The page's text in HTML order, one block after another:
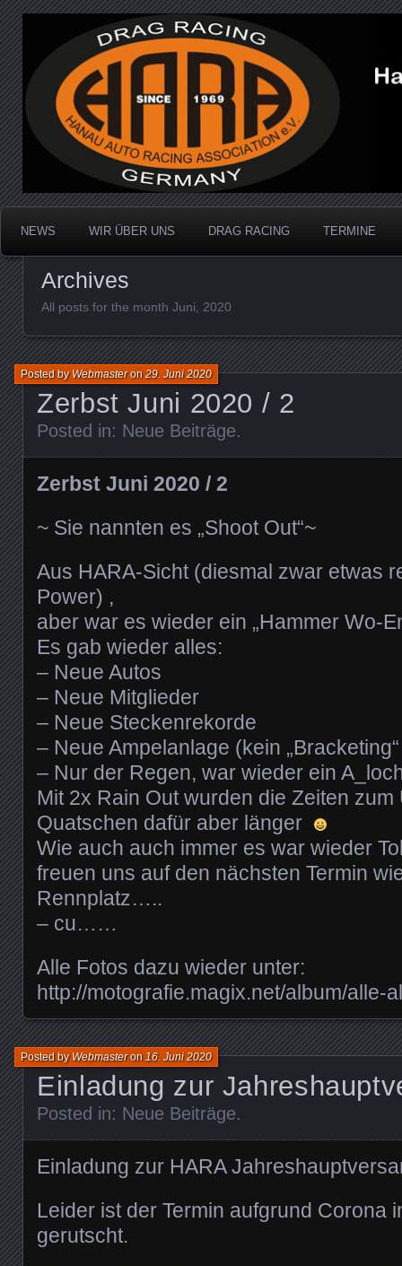
Hanau Auto Racing
Dragracing auf der 1/4 Meile
NEWS WIR ÜBER UNS DRAG RACING TERMINE
Archives
All posts for the month Juni, 2020
Zerbst Juni 2020 / 2
Posted byWebmasteron29. Juni 2020
Posted in: Neue Beiträge.
Zerbst Juni 2020 / 2
~ Sie nannten es „Shoot Out“~
Aus HARA-Sicht (diesmal zwar etwas
Power) ,
aber war es wieder ein „Hammer Wo-
Es gab wieder alles:
– Neue Autos
– Neue Mitglieder
– Neue Steckenrekorde
– Neue Ampelanlage (kein
– Nur der Regen, war wieder ein
Mit 2x Rain Out wurden die Zeiten
Quatschen dafür aber länger
Wie auch auch immer es war wieder
freuen uns auf den nächsten Termin
Rennplatz…..
– cu……
Alle Fotos dazu wieder unter:
http://motografie.magix.net/album/alle-
Einladung zur
Posted byWebmasteron 16. Juni 2020
Posted in: Neue Beiträge.
Einladung zur HARA
Leider ist der Termin aufgrund Corona
gerutscht.